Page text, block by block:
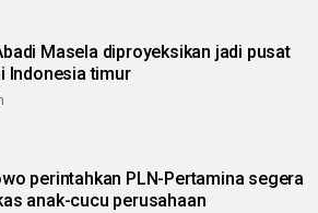
Masela diproyeksikan jadi pusat
Indonesia timur
perintahkan PLN-Pertamina segera
anak-cucu perusahaan